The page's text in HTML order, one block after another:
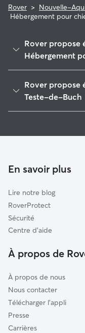
Rover > Nouvelle-
Hébergement pour
Rover propose
Hébergement
Sanguinet
Arès
Grands Lacs
Marcheprime
Ychoux
Sainte-Eulalie-en-
Rover propose
Teste-de-Buch
Promeneur de
En savoir plus
Lire notre blog
RoverProtect
Sécurité
Centre d'aide
À propos de
À propos de nous
Nous contacter
Télécharger l'appli
Presse
Carrières